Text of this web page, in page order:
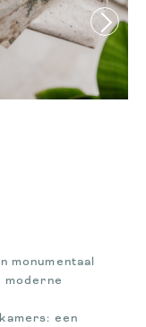
monumentaal
moderne
een